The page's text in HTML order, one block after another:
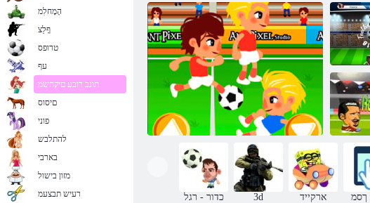
ישאר
ישאר 2 לגרודכ
כדור - רגל 3d ארקייד ךסמ
הָמָחלִמ
ףָלַצ
טרופס
עף
תונב רובע םיקחשמ
םיסוס
פוני
להתלבש
בארבי
מזון בישול
רעיש תבצעמ